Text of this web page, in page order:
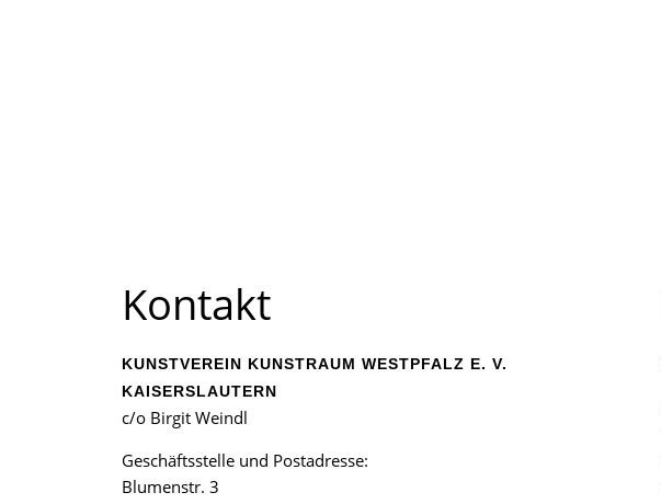
Kontakt
KUNSTVEREIN KUNSTRAUM WESTPFALZ E. V.
KAISERSLAUTERN
c/o Birgit Weindl
Geschäftsstelle und Postadresse:
Blumenstr. 3